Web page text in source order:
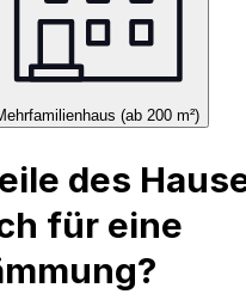
(ab 200 m²)
des
für eine